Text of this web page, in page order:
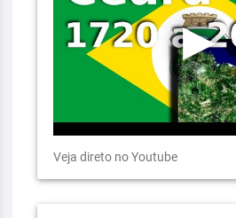
Veja direto no Youtube